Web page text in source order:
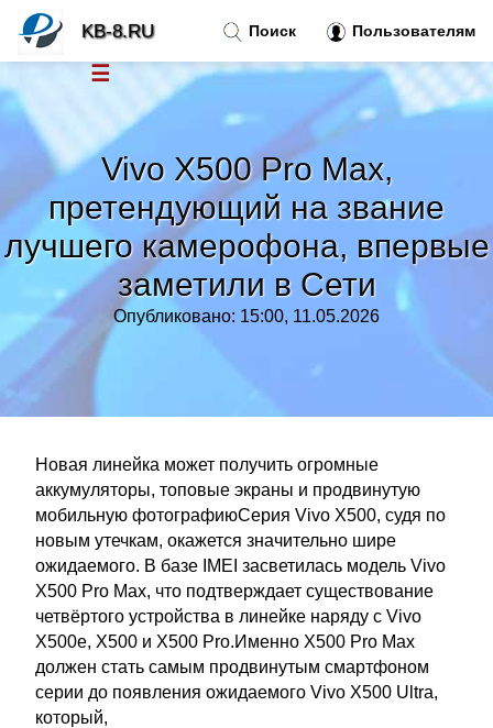
Vivo X500 Pro Max,
претендующий на звание
лучшего камерофона, впервые
заметили в Сети
Опубликовано: 15:00, 11.05.2026
Новая линейка может получить огромные
аккумуляторы, топовые экраны и продвинутую
мобильную фотографиюСерия Vivo X500, судя по
новым утечкам, окажется значительно шире
ожидаемого. В базе IMEI засветилась модель Vivo
X500 Pro Max, что подтверждает существование
четвёртого устройства в линейке наряду с Vivo
X500e, X500 и X500 Pro.Именно X500 Pro Max
должен стать самым продвинутым смартфоном
серии до появления ожидаемого Vivo X500 Ultra,
который,
Поиск Пользователям
KB-8.RU
☰
Тренды новостей»
Рубрики»
Правила »